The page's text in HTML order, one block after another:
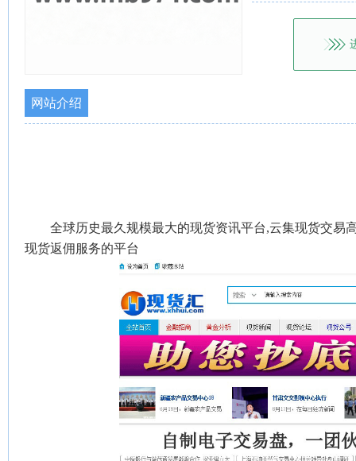
网站介绍
全球历史最久规模最大的现货资讯平台,云集现货交易
现货返佣服务的平台